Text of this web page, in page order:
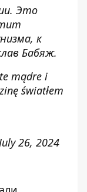
Это
к
Бабяж.
mądre i
światłem
26, 2024